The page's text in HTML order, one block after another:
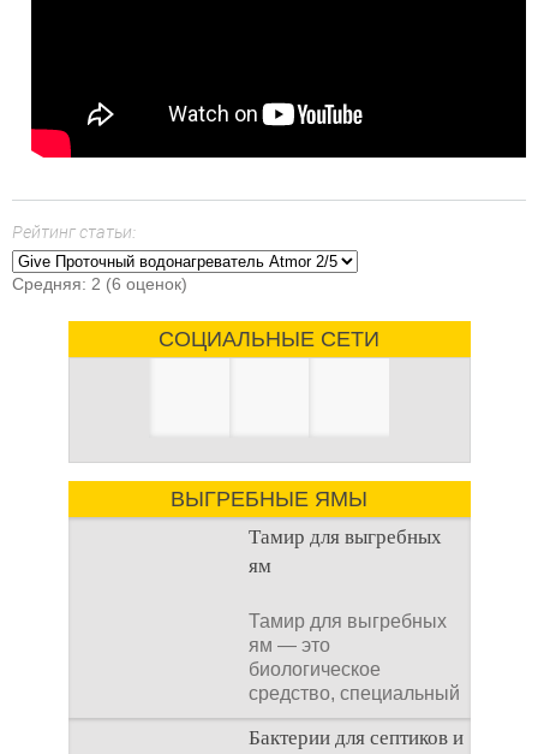
Рейтинг статьи:
Средняя: 2 (6 оценок)
СОЦИАЛЬНЫЕ СЕТИ
ВЫГРЕБНЫЕ ЯМЫ
Тамир для выгребных
ям
Тамир для выгребных
ям — это
биологическое
средство, специальный
концентрат, который
используется
Бактерии для септиков и